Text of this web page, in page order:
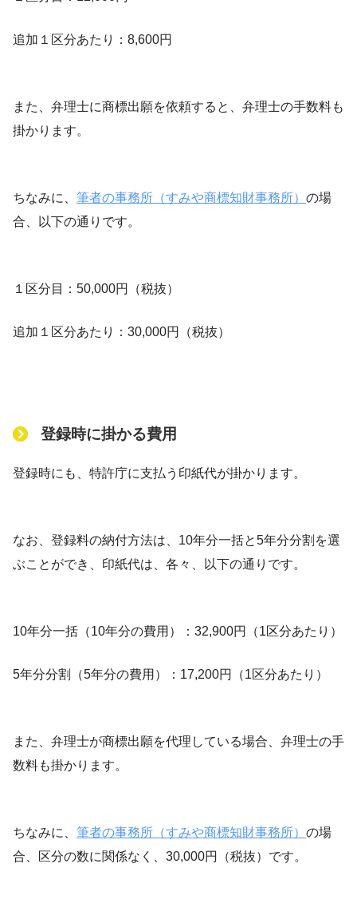
追加１区分あたり：8,600円
また、弁理士に商標出願を依頼すると、弁理士の手数料も
掛かります。
ちなみに、 筆者の事務所（すみや商標知財事務所） の場
合、以下の通りです。
１区分目：50,000円（税抜）
追加１区分あたり：30,000円（税抜）
登録時に掛かる費用
登録時にも、特許庁に支払う印紙代が掛かります。
なお、登録料の納付方法は、10年分一括と5年分分割を選
ぶことができ、印紙代は、各々、以下の通りです。
10年分一括（10年分の費用）：32,900円（1区分あたり）
5年分分割（5年分の費用）：17,200円（1区分あたり）
また、弁理士が商標出願を代理している場合、弁理士の手
数料も掛かります。
ちなみに、 筆者の事務所（すみや商標知財事務所） の場
合、区分の数に関係なく、30,000円（税抜）です。